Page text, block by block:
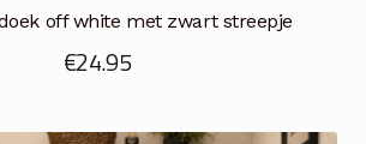
off white met zwart streepje
€24.95